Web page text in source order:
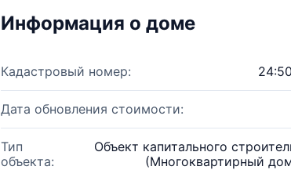
Информация о доме
Кадастровый номер:
Дата обновления стоимости:
Тип
объекта:
Объект капитального
(Многоквартирный